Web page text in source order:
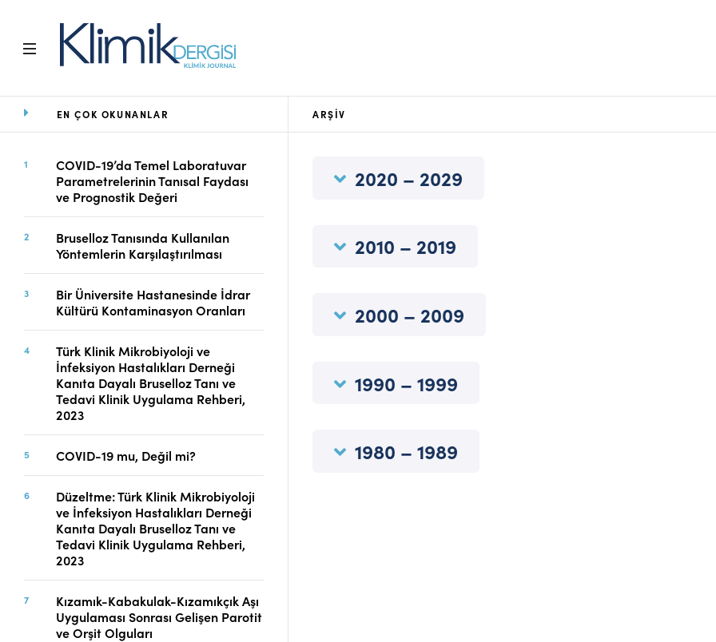
Ana Sayfa
Amaç ve Kapsam
Açık Erişim İlkesi
Yayın Kurulu
Editoryal Süreç
Danışmanlık Süreci
Yazarlara Bilgi
Online Makale
Gönderimi
Dizinler
Telif Hakları
İletişim
FACEBOOK TWITTER
EN ÇOK OKUNANLAR
COVID-19’da Temel Laboratuvar
Parametrelerinin Tanısal Faydası
ve Prognostik Değeri
Bruselloz Tanısında Kullanılan
Yöntemlerin Karşılaştırılması
Bir Üniversite Hastanesinde İdrar
Kültürü Kontaminasyon Oranları
Türk Klinik Mikrobiyoloji ve
İnfeksiyon Hastalıkları Derneği
Kanıta Dayalı Bruselloz Tanı ve
Tedavi Klinik Uygulama Rehberi,
2023
COVID-19 mu, Değil mi?
Düzeltme: Türk Klinik Mikrobiyoloji
ve İnfeksiyon Hastalıkları Derneği
Kanıta Dayalı Bruselloz Tanı ve
Tedavi Klinik Uygulama Rehberi,
2023
Kızamık-Kabakulak-Kızamıkçık Aşı
Uygulaması Sonrası Gelişen Parotit
ve Orşit Olguları
ARŞIV
2020 – 2029
2010 – 2019
2000 – 2009
1990 – 1999
1980 – 1989